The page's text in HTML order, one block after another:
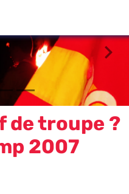
de troupe ?
2007